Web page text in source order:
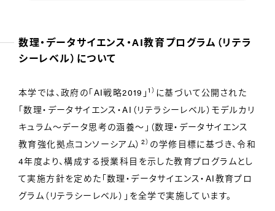
数理・データサイエンス・AI教育プログラム（リテラ
シーレベル）について
本学では、政府の「AI戦略2019」1） に基づいて公開された
「数理・データサイエンス・AI（リテラシーレベル）モデルカリ
キュラム～データ思考の涵養～」（数理・データサイエンス
教育強化拠点コンソーシアム） 2） の学修目標に基づき、令和
4年度より、構成する授業科目を示した教育プログラムとし
て実施方針を定めた「数理・データサイエンス・AI教育プロ
グラム（リテラシーレベル）」を全学で実施しています。